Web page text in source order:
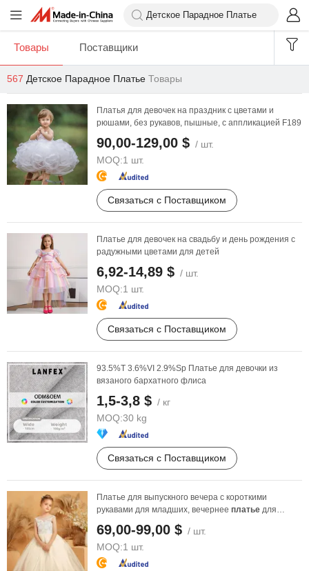
Товары Поставщики
567 Детское Парадное Платье Товары
Платья для девочек на праздник с цветами и
рюшами, без рукавов, пышные, с аппликацией F189
90,00-129,00 $ / шт.
MOQ:1 шт.
Связаться с Поставщиком
Платье для девочек на свадьбу и день рождения с
радужными цветами для детей
6,92-14,89 $ / шт.
MOQ:1 шт.
Связаться с Поставщиком
93.5%T 3.6%VI 2.9%Sp Платье для девочки из
вязаного бархатного флиса
1,5-3,8 $ / кг
MOQ:30 kg
Связаться с Поставщиком
Платье для выпускного вечера с короткими
рукавами для младших, вечернее платье для
69,00-99,00 $ / шт.
MOQ:1 шт.